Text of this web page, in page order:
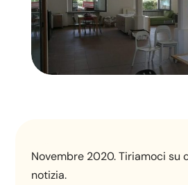
Novembre 2020. Tiriamoci su
notizia.